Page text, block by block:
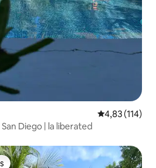
4,83 de uma
4,83 (114)
Diego | la liberated